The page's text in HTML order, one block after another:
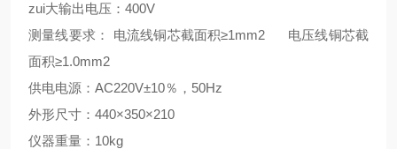
zui大输出电压：400V
测量线要求： 电流线铜芯截面积≥1mm2 电压线铜芯截
面积≥1.0mm2
供电电源：AC220V±10％，50Hz
外形尺寸：440×350×210
仪器重量：10kg